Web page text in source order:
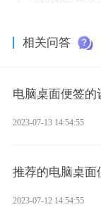
相关问答
电脑桌面便签的
2023-07-13 14:54:55
推荐的电脑桌面
2023-07-12 14:54:55